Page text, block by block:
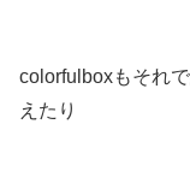
colorfulboxもそれ
えたり